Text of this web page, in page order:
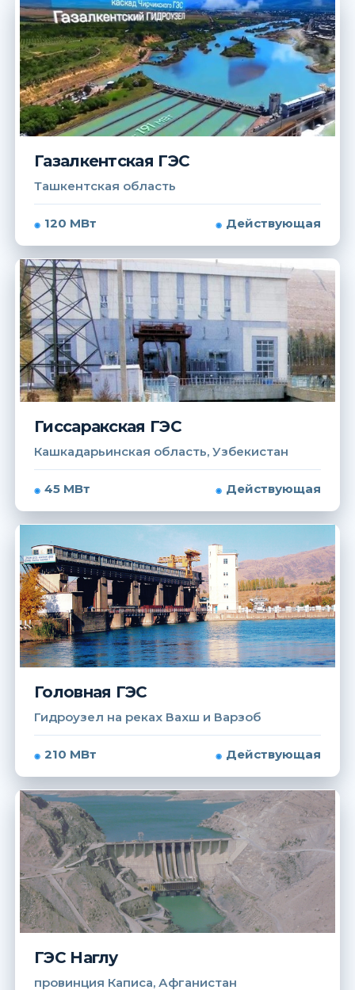
Газалкентская ГЭС
Ташкентская область
120 МВт Действующая
Гиссаракская ГЭС
Кашкадарьинская область, Узбекистан
45 МВт Действующая
Головная ГЭС
Гидроузел на реках Вахш и Варзоб
210 МВт Действующая
ГЭС Наглу
провинция Каписа, Афганистан